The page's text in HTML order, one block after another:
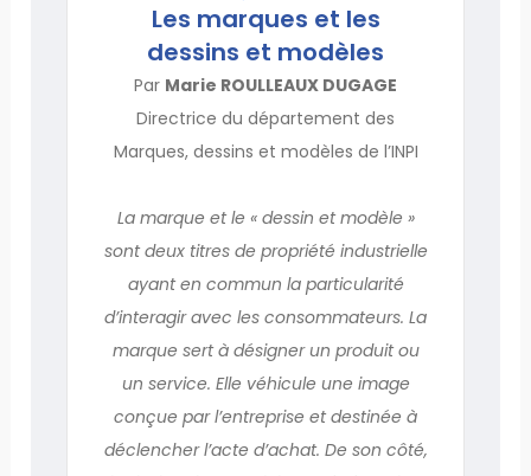
Les marques et les
dessins et modèles
Par Marie ROULLEAUX DUGAGE
Directrice du département des
Marques, dessins et modèles de l’INPI
La marque et le « dessin et modèle »
sont deux titres de propriété industrielle
ayant en commun la particularité
d’interagir avec les consommateurs. La
marque sert à désigner un produit ou
un service. Elle véhicule une image
conçue par l’entreprise et destinée à
déclencher l’acte d’achat. De son côté,